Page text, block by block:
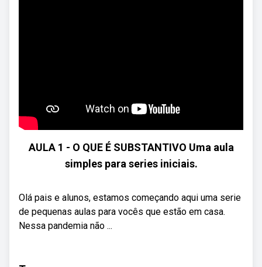
AULA 1 - O QUE É SUBSTANTIVO Uma aula
simples para series iniciais.
Olá pais e alunos, estamos começando aqui uma serie
de pequenas aulas para vocês que estão em casa.
Nessa pandemia não ...